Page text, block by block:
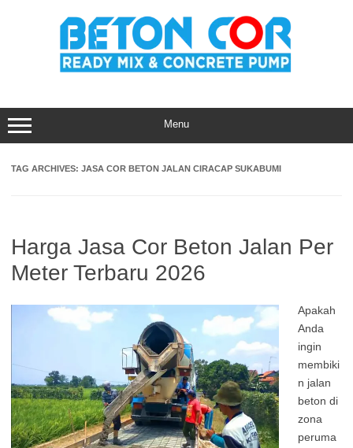
Menu
TAG ARCHIVES: JASA COR BETON JALAN CIRACAP SUKABUMI
Harga Jasa Cor Beton Jalan Per
Meter Terbaru 2026
Apakah
Anda
ingin
membiki
n jalan
beton di
zona
peruma